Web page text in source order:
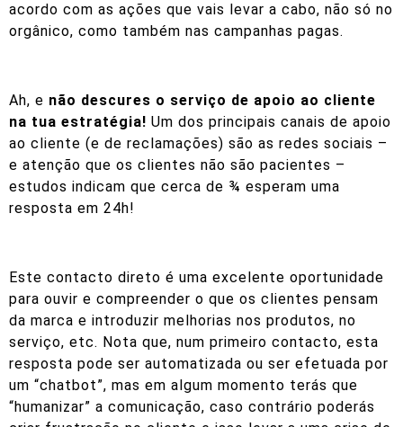
acordo com as ações que vais levar a cabo, não só no
orgânico, como também nas campanhas pagas.
Ah, e não descures o serviço de apoio ao cliente
na tua estratégia! Um dos principais canais de apoio
ao cliente (e de reclamações) são as redes sociais –
e atenção que os clientes não são pacientes –
estudos indicam que cerca de ¾ esperam uma
resposta em 24h!
Este contacto direto é uma excelente oportunidade
para ouvir e compreender o que os clientes pensam
da marca e introduzir melhorias nos produtos, no
serviço, etc. Nota que, num primeiro contacto, esta
resposta pode ser automatizada ou ser efetuada por
um “chatbot”, mas em algum momento terás que
“humanizar” a comunicação, caso contrário poderás